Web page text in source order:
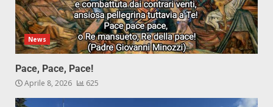
News
Pace, Pace, Pace!
Aprile 8, 2026 625